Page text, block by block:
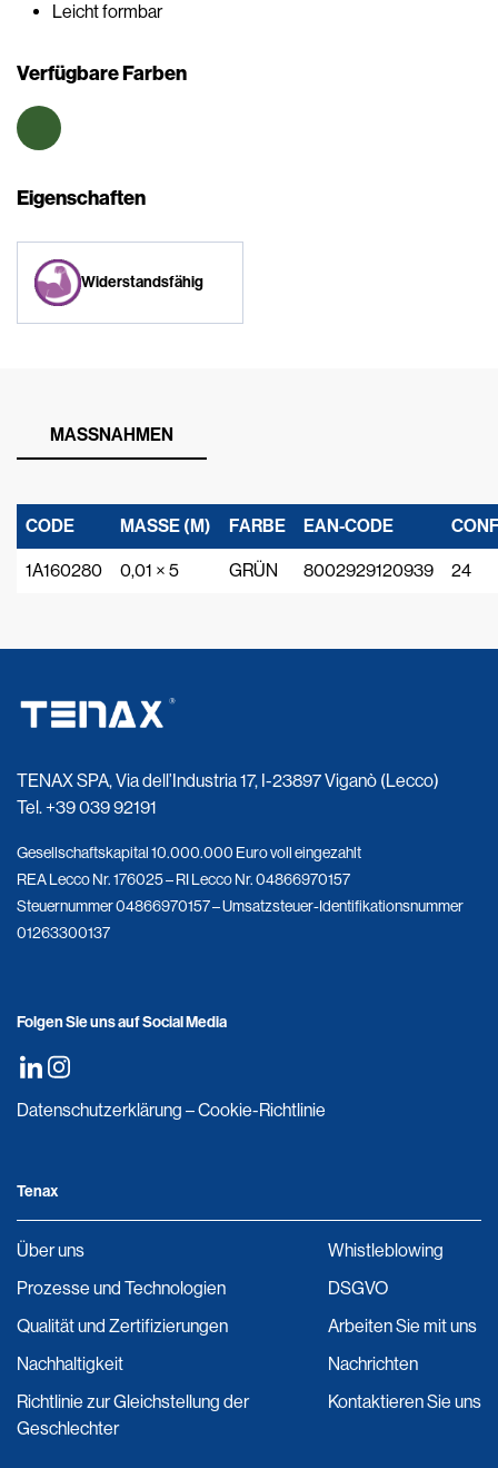
Leicht formbar
Verfügbare Farben
Eigenschaften
Widerstandsfähig
MASSNAHMEN
CODE MASSE (M) FARBE EAN-CODE
1A160280 0,01 × 5 GRÜN 8002929120939 24
TENAX SPA, Via dell’Industria 17, I-23897 Viganò (Lecco)
Tel.+39 039 92191
Gesellschaftskapital 10.000.000 Euro voll eingezahlt
REA Lecco Nr. 176025 – RI Lecco Nr. 04866970157
Steuernummer 04866970157 – Umsatzsteuer-Identifikationsnummer
01263300137
Folgen Sie uns auf Social Media
Datenschutzerklärung –Cookie-Richtlinie
Tenax
Über uns
Prozesse und Technologien
Qualität und Zertifizierungen
Nachhaltigkeit
Richtlinie zur Gleichstellung der
Geschlechter
Whistleblowing
DSGVO
Arbeiten Sie mit uns
Nachrichten
Kontaktieren Sie uns